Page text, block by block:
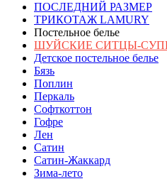
ПОСЛЕДНИЙ РАЗМЕР
ТРИКОТАЖ LAMURY
Постельное белье
ШУЙСКИЕ СИТЦЫ-
Детское постельное белье
Бязь
Поплин
Перкаль
Софткоттон
Гофре
Лен
Сатин
Сатин-Жаккард
Зима-лето